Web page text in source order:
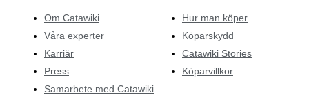
Om Catawiki
Våra experter
Karriär
Press
Samarbete med Catawiki
Hur man köper
Köparskydd
Catawiki Stories
Köparvillkor